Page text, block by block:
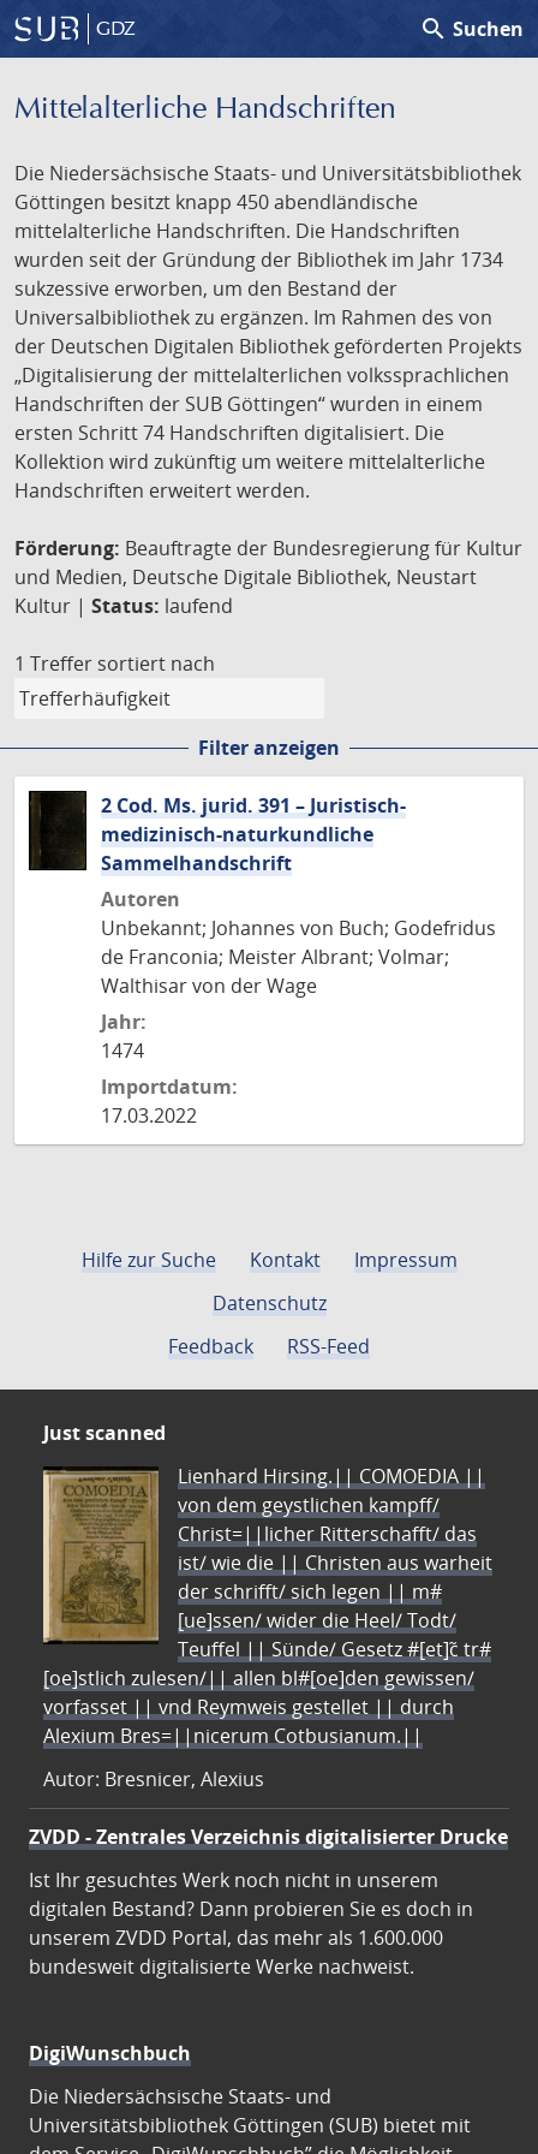
GDZ search Suchen
Mittelalterliche Handschriften
Die Niedersächsische Staats- und Universitätsbibliothek
Göttingen besitzt knapp 450 abendländische
mittelalterliche Handschriften. Die Handschriften
wurden seit der Gründung der Bibliothek im Jahr 1734
sukzessive erworben, um den Bestand der
Universalbibliothek zu ergänzen. Im Rahmen des von
der Deutschen Digitalen Bibliothek geförderten Projekts
„Digitalisierung der mittelalterlichen volkssprachlichen
Handschriften der SUB Göttingen“ wurden in einem
ersten Schritt 74 Handschriften digitalisiert. Die
Kollektion wird zukünftig um weitere mittelalterliche
Handschriften erweitert werden.
Förderung: Beauftragte der Bundesregierung für Kultur
und Medien, Deutsche Digitale Bibliothek, Neustart
Kultur | Status: laufend
1 Treffer sortiert nach
Filter anzeigen
2 Cod. Ms. jurid. 391 – Juristisch-
medizinisch-naturkundliche
Sammelhandschrift
Autoren
Unbekannt; Johannes von Buch; Godefridus
de Franconia; Meister Albrant; Volmar;
Walthisar von der Wage
Jahr:
1474
Importdatum:
17.03.2022
Hilfe zur Suche Kontakt
Impressum
Datenschutz
Feedback
RSS-Feed
Just scanned
Lienhard Hirsing.|| COMOEDIA ||
von dem geystlichen kampff/
Christ=||licher Ritterschafft/ das
ist/ wie die || Christen aus warheit
der schrifft/ sich legen || m#
[ue]ssen/ wider die Heel/ Todt/
Teuffel || Sünde/ Gesetz #[et]c̃ tr#
[oe]stlich zulesen/|| allen bl#[oe]den gewissen/
vorfasset || vnd Reymweis gestellet || durch
Alexium Bres=||nicerum Cotbusianum.||
Autor: Bresnicer, Alexius
ZVDD - Zentrales Verzeichnis digitalisierter Drucke
Ist Ihr gesuchtes Werk noch nicht in unserem
digitalen Bestand? Dann probieren Sie es doch in
unserem ZVDD Portal, das mehr als 1.600.000
bundesweit digitalisierte Werke nachweist.
DigiWunschbuch
Die Niedersächsische Staats- und
Universitätsbibliothek Göttingen (SUB) bietet mit